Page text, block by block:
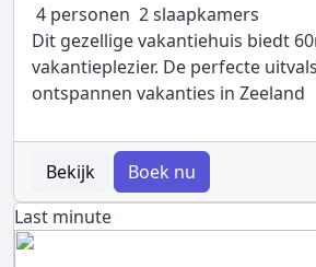
4 personen 2 slaapkamers
Dit gezellige vakantiehuis biedt
vakantieplezier. De perfecte
ontspannen vakanties in Zeeland
Bekijk
Boek nu
Last minute